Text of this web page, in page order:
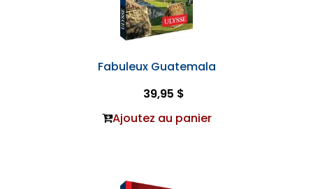
Fabuleux Guatemala
39,95 $
Ajoutez au panier